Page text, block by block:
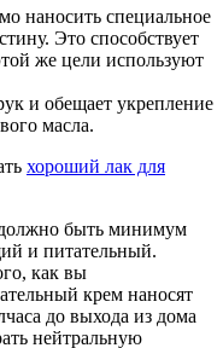
наносить специальное
Это способствует
же цели используют
и обещает укрепление
масла.
хороший лак для
быть минимум
и питательный.
как вы
крем наносят
до выхода из дома
нейтральную